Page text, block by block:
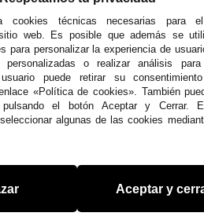
Córdoba
C/ Ingeniero Iribarren, 14
Alzira - Valencia
C/ Esplugues, 135
info@steielectronica.com
cookies técnicas necesarias para
web. Es posible que además se
para personalizar la experiencia de
personalizadas o realizar análisis para
puede retirar su
«Política de cookies». También
el botón Aceptar y Cerrar.
algunas de las cookies
Aceptar y